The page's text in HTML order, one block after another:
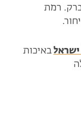
ברק. רמת
ישראל באיכות